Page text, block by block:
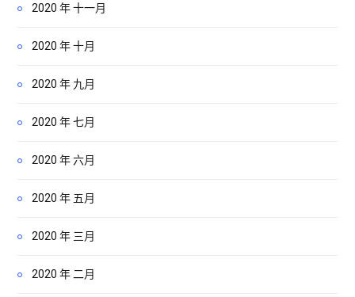
2020 年 十一月
2020 年 十月
2020 年 九月
2020 年 七月
2020 年 六月
2020 年 五月
2020 年 三月
2020 年 二月